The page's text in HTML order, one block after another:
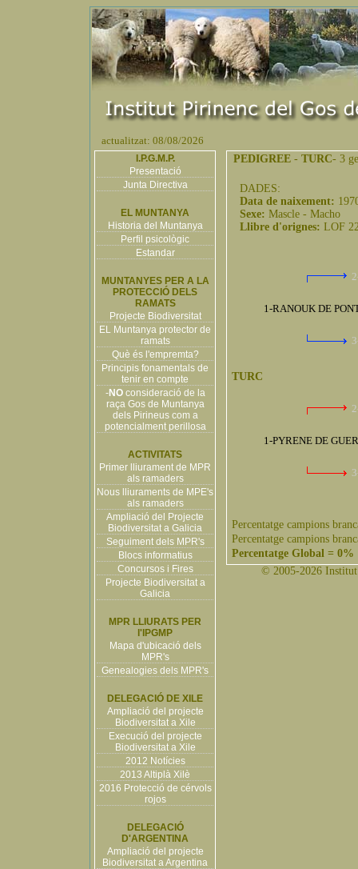
actualitzat: 08/08/2026
I.P.G.M.P.
Presentació
Junta Directiva
EL MUNTANYA
Historia del Muntanya
Perfil psicològic
Estandar
MUNTANYES PER A LA
PROTECCIÓ DELS
RAMATS
Projecte Biodiversitat
EL Muntanya protector de
ramats
Què és l'empremta?
Principis fonamentals de
tenir en compte
-NOconsideració de la
raça Gos de Muntanya
dels Pirineus com a
potencialment perillosa
ACTIVITATS
Primer lliurament de MPR
als ramaders
Nous lliuraments de MPE's
als ramaders
Ampliació del Projecte
Biodiversitat a Galicia
Seguiment dels MPR's
Blocs informatius
Concursos i Fires
Projecte Biodiversitat a
Galicia
MPR LLIURATS PER
l'IPGMP
Mapa d'ubicació dels
MPR's
Genealogies dels MPR's
DELEGACIÓ DE XILE
Ampliació del projecte
Biodiversitat a Xile
Execució del projecte
Biodiversitat a Xile
2012 Notícies
2013 Altiplà Xilè
2016 Protecció de cérvols
rojos
DELEGACIÓ
D'ARGENTINA
Ampliació del projecte
Biodiversitat a Argentina
PEDIGREE - TURC- 3
DADES:
Data de naixement:
Sexe: Mascle - Macho
Llibre d'orignes: LOF
1-RANOUK DE
TURC
1-PYRENE DE
Percentatge campions
Percentatge campions
Percentatge Global = 0%
© 2005-2026 Institut